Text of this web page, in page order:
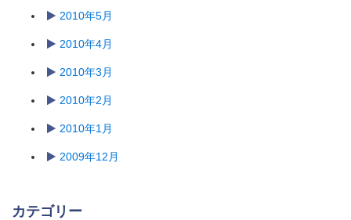
2010年5月
2010年4月
2010年3月
2010年2月
2010年1月
2009年12月
カテゴリー